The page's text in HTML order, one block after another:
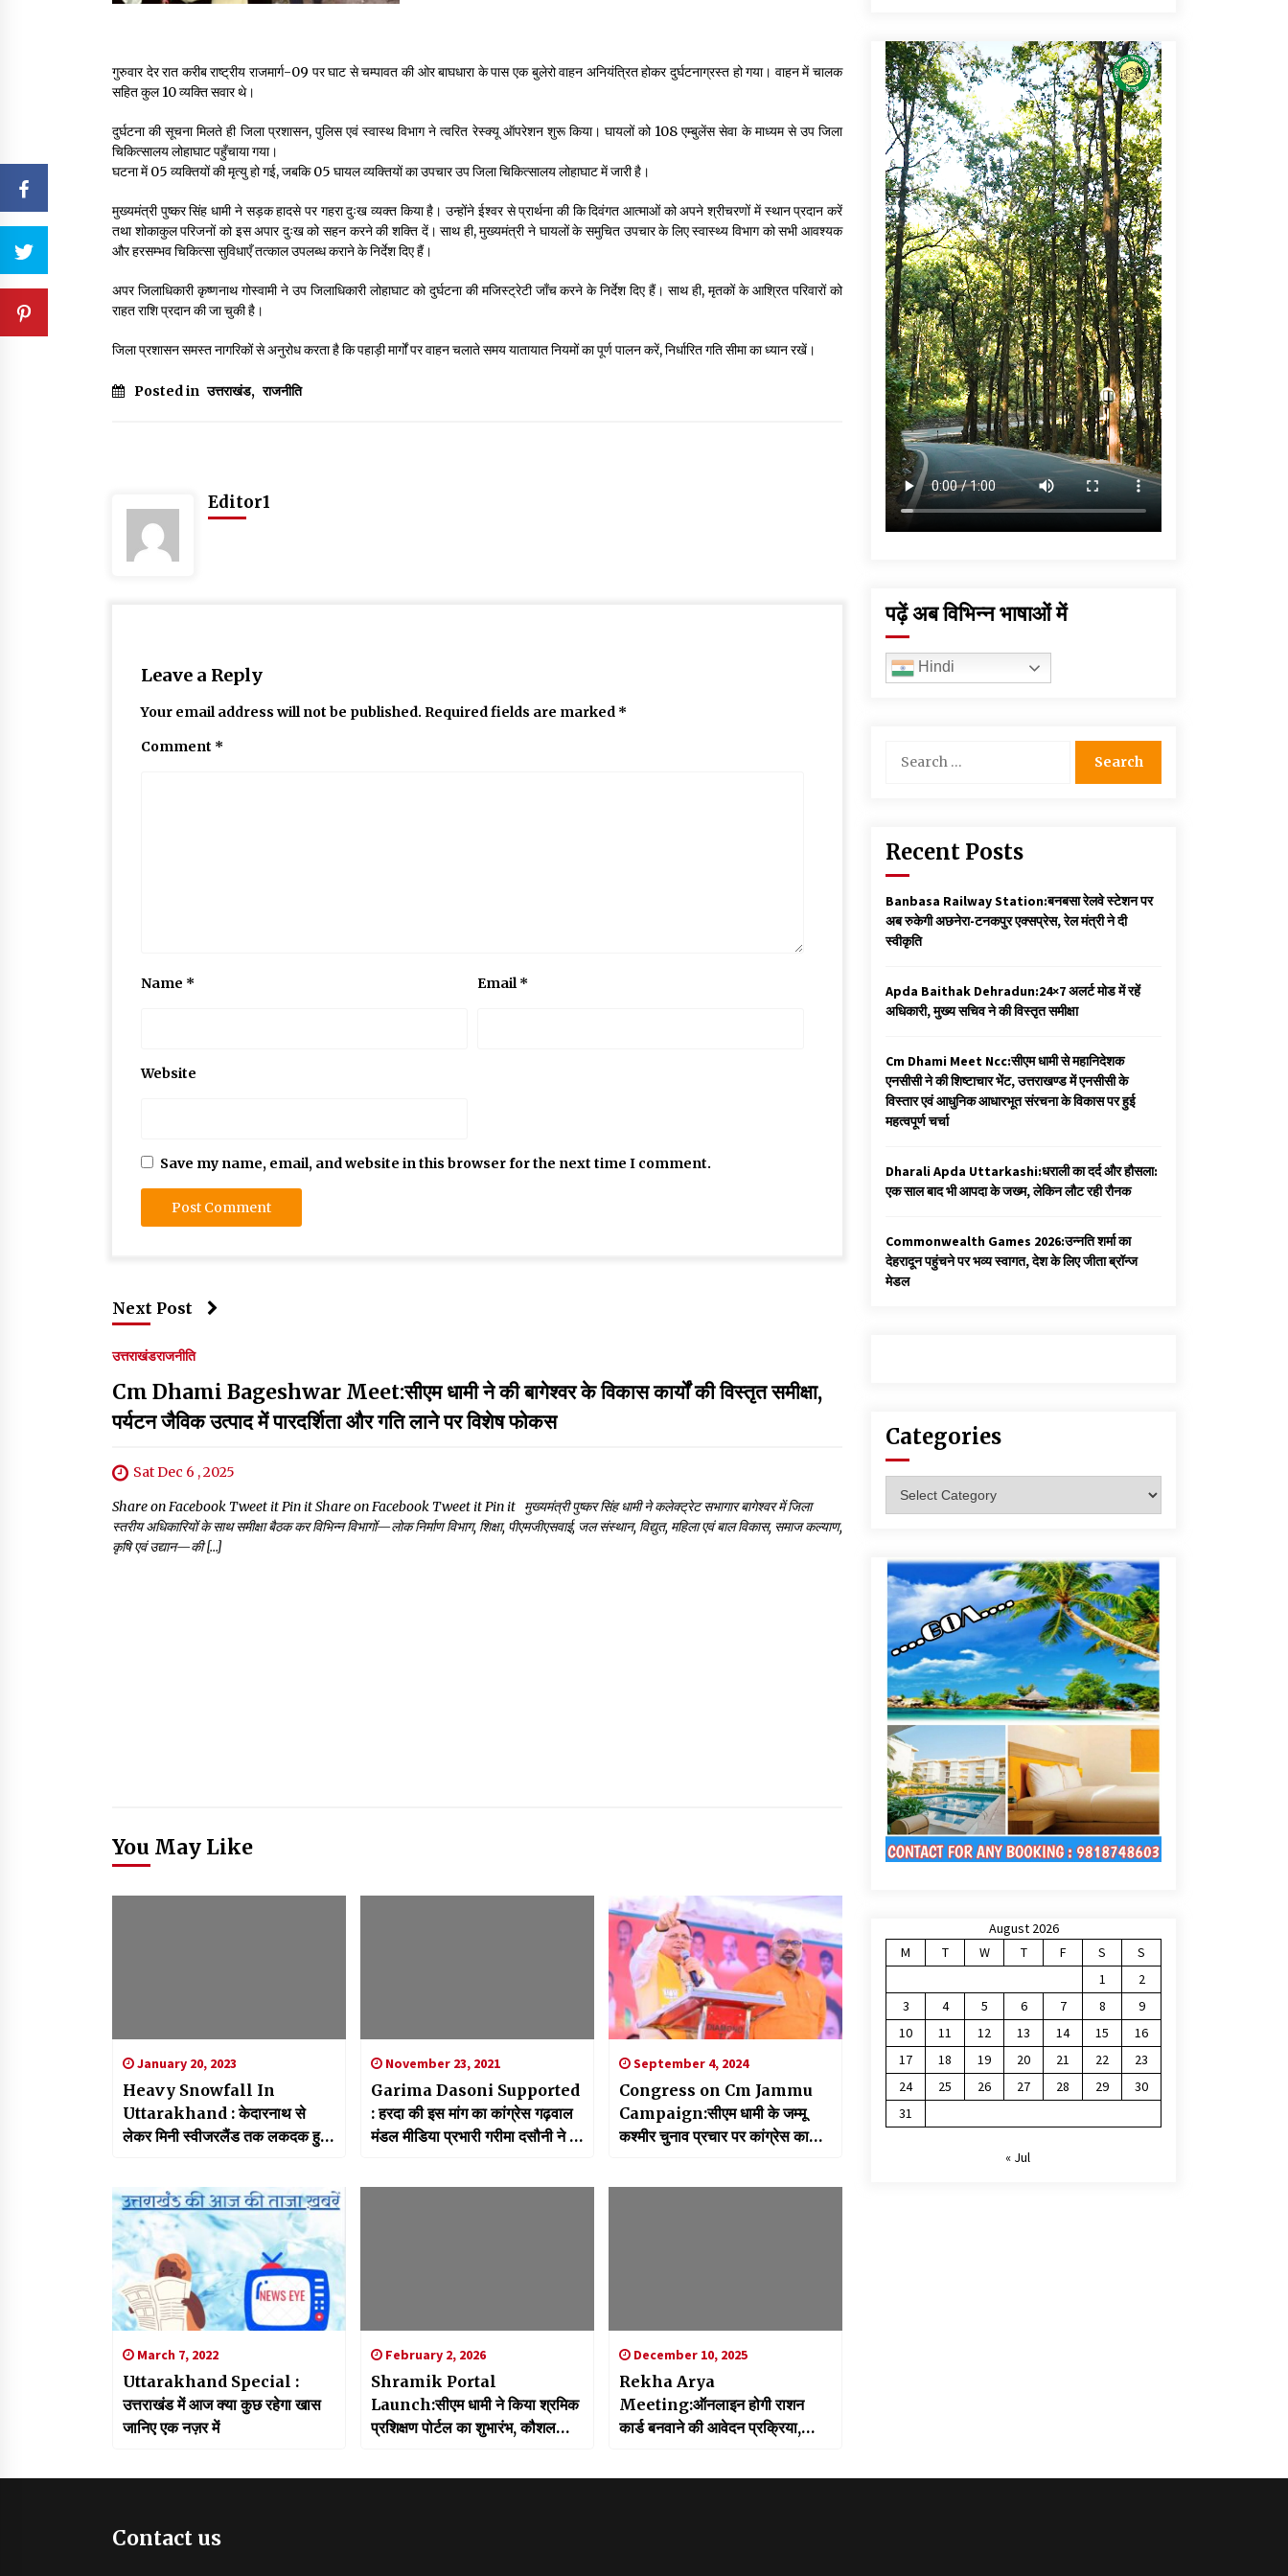
गुरुवार देर रात करीब राष्ट्रीय राजमार्ग-09 पर घाट से चम्पावत की ओर बाघधारा के पास एक बुलेरो वाहन अनियंत्रित होकर दुर्घटनाग्रस्त हो गया। वाहन में चालक
सहित कुल 10 व्यक्ति सवार थे।
दुर्घटना की सूचना मिलते ही जिला प्रशासन, पुलिस एवं स्वास्थ विभाग ने त्वरित रेस्क्यू ऑपरेशन शुरू किया। घायलों को 108 एम्बुलेंस सेवा के माध्यम से उप जिला
चिकित्सालय लोहाघाट पहुँचाया गया।
घटना में 05 व्यक्तियों की मृत्यु हो गई, जबकि 05 घायल व्यक्तियों का उपचार उप जिला चिकित्सालय लोहाघाट में जारी है।
मुख्यमंत्री पुष्कर सिंह धामी ने सड़क हादसे पर गहरा दुःख व्यक्त किया है। उन्होंने ईश्वर से प्रार्थना की कि दिवंगत आत्माओं को अपने श्रीचरणों में स्थान प्रदान करें
तथा शोकाकुल परिजनों को इस अपार दुःख को सहन करने की शक्ति दें। साथ ही, मुख्यमंत्री ने घायलों के समुचित उपचार के लिए स्वास्थ्य विभाग को सभी आवश्यक
और हरसम्भव चिकित्सा सुविधाएँ तत्काल उपलब्ध कराने के निर्देश दिए हैं।
अपर जिलाधिकारी कृष्णनाथ गोस्वामी ने उप जिलाधिकारी लोहाघाट को दुर्घटना की मजिस्ट्रेटी जाँच करने के निर्देश दिए हैं। साथ ही, मृतकों के आश्रित परिवारों को
राहत राशि प्रदान की जा चुकी है।
जिला प्रशासन समस्त नागरिकों से अनुरोध करता है कि पहाड़ी मार्गों पर वाहन चलाते समय यातायात नियमों का पूर्ण पालन करें, निर्धारित गति सीमा का ध्यान रखें।
Posted in उत्तराखंड, राजनीति
Editor1
Leave a Reply
Your email address will not be published. Required fields are marked *
Comment *
Name * Email*
Website
Save my name, email, and website in this browser for the next time I comment.
Next Post
उत्तराखंडराजनीति
Cm Dhami Bageshwar Meet:सीएम धामी ने की बागेश्वर के विकास कार्यों की विस्तृत समीक्षा,
पर्यटन जैविक उत्पाद में पारदर्शिता और गति लाने पर विशेष फोकस
Sat Dec 6 , 2025
Share on Facebook Tweet it Pin it Share on Facebook Tweet it Pin it मुख्यमंत्री पुष्कर सिंह धामी ने कलेक्ट्रेट सभागार बागेश्वर में जिला
स्तरीय अधिकारियों के साथ समीक्षा बैठक कर विभिन्न विभागों—लोक निर्माण विभाग, शिक्षा, पीएमजीएसवाई, जल संस्थान, विद्युत, महिला एवं बाल विकास, समाज कल्याण,
कृषि एवं उद्यान—की […]
You May Like
January 20, 2023
Heavy Snowfall In
Uttarakhand : केदारनाथ से
लेकर मिनी स्वीजरलैंड तक लकदक हुए
November 23, 2021
Garima Dasoni Supported
: हरदा की इस मांग का कांग्रेस गढ़वाल
मंडल मीडिया प्रभारी गरीमा दसौनी ने भी
September 4, 2024
Congress on Cm Jammu
Campaign:सीएम धामी के जम्मू
कश्मीर चुनाव प्रचार पर कांग्रेस का
March 7, 2022
Uttarakhand Special :
उत्तराखंड में आज क्या कुछ रहेगा खास
जानिए एक नज़र में
February 2, 2026
Shramik Portal
Launch:सीएम धामी ने किया श्रमिक
प्रशिक्षण पोर्टल का शुभारंभ, कौशल
December 10, 2025
Rekha Arya
Meeting:ऑनलाइन होगी राशन
कार्ड बनवाने की आवेदन प्रक्रिया,
पढ़ें अब विभिन्न भाषाओं में
Hindi
for:
Recent Posts
Banbasa Railway Station:बनबसा रेलवे स्टेशन पर
अब रुकेगी अछनेरा-टनकपुर एक्सप्रेस, रेल मंत्री ने दी
स्वीकृति
Apda Baithak Dehradun:24×7 अलर्ट मोड में रहें
अधिकारी, मुख्य सचिव ने की विस्तृत समीक्षा
Cm Dhami Meet Ncc:सीएम धामी से महानिदेशक
एनसीसी ने की शिष्टाचार भेंट, उत्तराखण्ड में एनसीसी के
विस्तार एवं आधुनिक आधारभूत संरचना के विकास पर हुई
महत्वपूर्ण चर्चा
Dharali Apda Uttarkashi:धराली का दर्द और हौसला:
एक साल बाद भी आपदा के जख्म, लेकिन लौट रही रौनक
Commonwealth Games 2026:उन्नति शर्मा का
देहरादून पहुंचने पर भव्य स्वागत, देश के लिए जीता ब्रॉन्ज
मेडल
Categories
August 2026
M
T W T F S
S
1
2
3
4 5 6 7 8
9
10
11 12 13 14 15
16
17
18 19 20 21 22
23
24
25 26 27 28 29
30
31
« Jul
Contact us